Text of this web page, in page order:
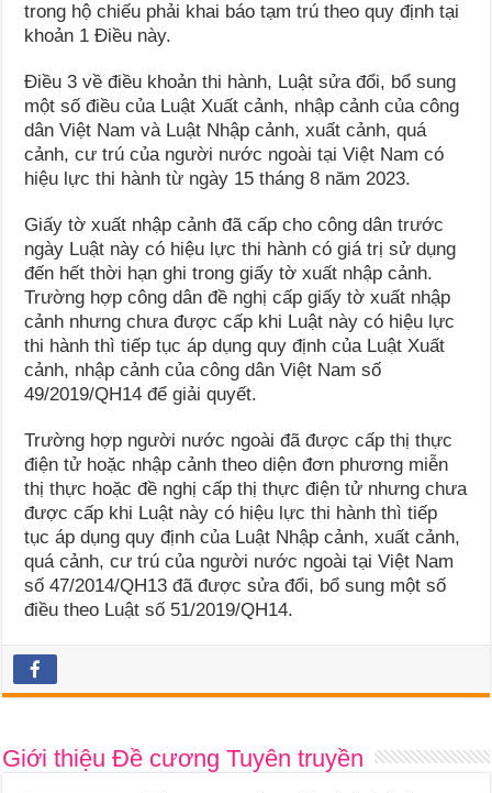
trong hộ chiếu phải khai báo tạm trú theo quy định tại
khoản 1 Điều này.
Điều 3 về điều khoản thi hành, Luật sửa đổi, bổ sung
một số điều của Luật Xuất cảnh, nhập cảnh của công
dân Việt Nam và Luật Nhập cảnh, xuất cảnh, quá
cảnh, cư trú của người nước ngoài tại Việt Nam có
hiệu lực thi hành từ ngày 15 tháng 8 năm 2023.
Giấy tờ xuất nhập cảnh đã cấp cho công dân trước
ngày Luật này có hiệu lực thi hành có giá trị sử dụng
đến hết thời hạn ghi trong giấy tờ xuất nhập cảnh.
Trường hợp công dân đề nghị cấp giấy tờ xuất nhập
cảnh nhưng chưa được cấp khi Luật này có hiệu lực
thi hành thì tiếp tục áp dụng quy định của Luật Xuất
cảnh, nhập cảnh của công dân Việt Nam số
49/2019/QH14 để giải quyết.
Trường hợp người nước ngoài đã được cấp thị thực
điện tử hoặc nhập cảnh theo diện đơn phương miễn
thị thực hoặc đề nghị cấp thị thực điện tử nhưng chưa
được cấp khi Luật này có hiệu lực thi hành thì tiếp
tục áp dụng quy định của Luật Nhập cảnh, xuất cảnh,
quá cảnh, cư trú của người nước ngoài tại Việt Nam
số 47/2014/QH13 đã được sửa đổi, bổ sung một số
điều theo Luật số 51/2019/QH14.
Giới thiệu Đề cương Tuyên truyền